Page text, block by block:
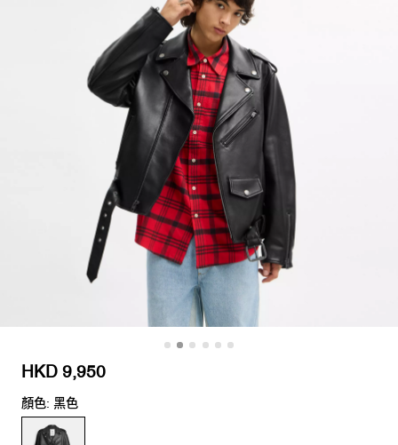
HKD 9,950
顏色: 黑色